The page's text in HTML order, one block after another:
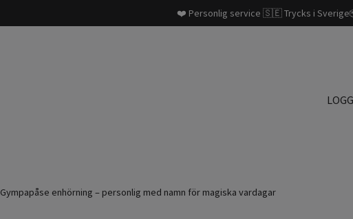
❤️ Personlig service 🇸🇪 Trycks i
Gympapåse enhörning – personlig med namn för magiska vardagar